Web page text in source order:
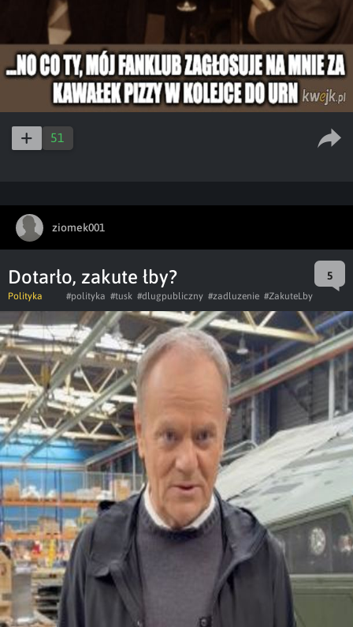
51
ziomek001
Dotarło, zakute łby? 5
Polityka #polityka #tusk #dlugpubliczny #zadluzenie #ZakuteLby